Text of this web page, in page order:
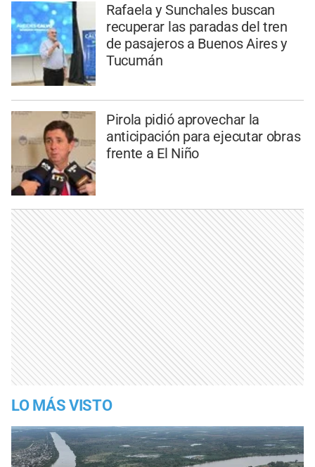
Rafaela y Sunchales buscan
recuperar las paradas del tren
de pasajeros a Buenos Aires y
Tucumán
Pirola pidió aprovechar la
anticipación para ejecutar obras
frente a El Niño
LO MÁS VISTO